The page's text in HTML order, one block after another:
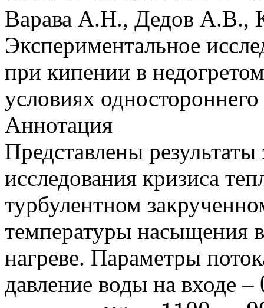
Варава А.Н., Дедов А.В.,
Экспериментальное
при кипении в
условиях одностороннего
Аннотация
Представлены
исследования кризиса
турбулентном
температуры насыщения
нагреве. Параметры
давление воды на входе –